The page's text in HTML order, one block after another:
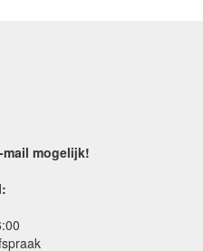
mogelijk!